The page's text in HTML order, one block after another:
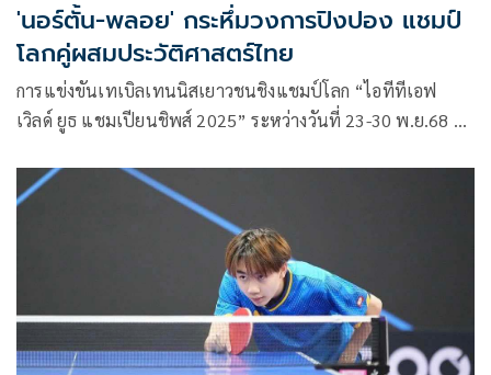
'นอร์ตั้น-พลอย' กระหึ่มวงการปิงปอง แชมป์
โลกคู่ผสมประวัติศาสตร์ไทย
การแข่งขันเทเบิลเทนนิสเยาวชนชิงแชมป์โลก “ไอทีทีเอฟ
เวิลด์ ยูธ แชมเปียนชิพส์ 2025” ระหว่างวันที่ 23-30 พ.ย.68 ที่
จากกว่า 38 ประเทศเขาร่วมชิงชัย โดยมี 2 นักกีฬาไทยได้สิทธิ์
เข้าร่วมการแข่งขันได้แก่ “นอร์ตั้น” ฐิตภัทร ปรีชาญาณ กับ
“พลอย” กุลภัสสร์ วิจิตรวิริยะกุล ทำการชิงชัยในประเภท ชาย
เดี่ยวรุ่นอายุไม่เกิน 15 ปี, หญิงเดี่ยวรุ่นอายุไม่เกิน 15 ปี และ
ประเภทคู่ผสมรุ่นอายุไม่เกิน 15 ปี